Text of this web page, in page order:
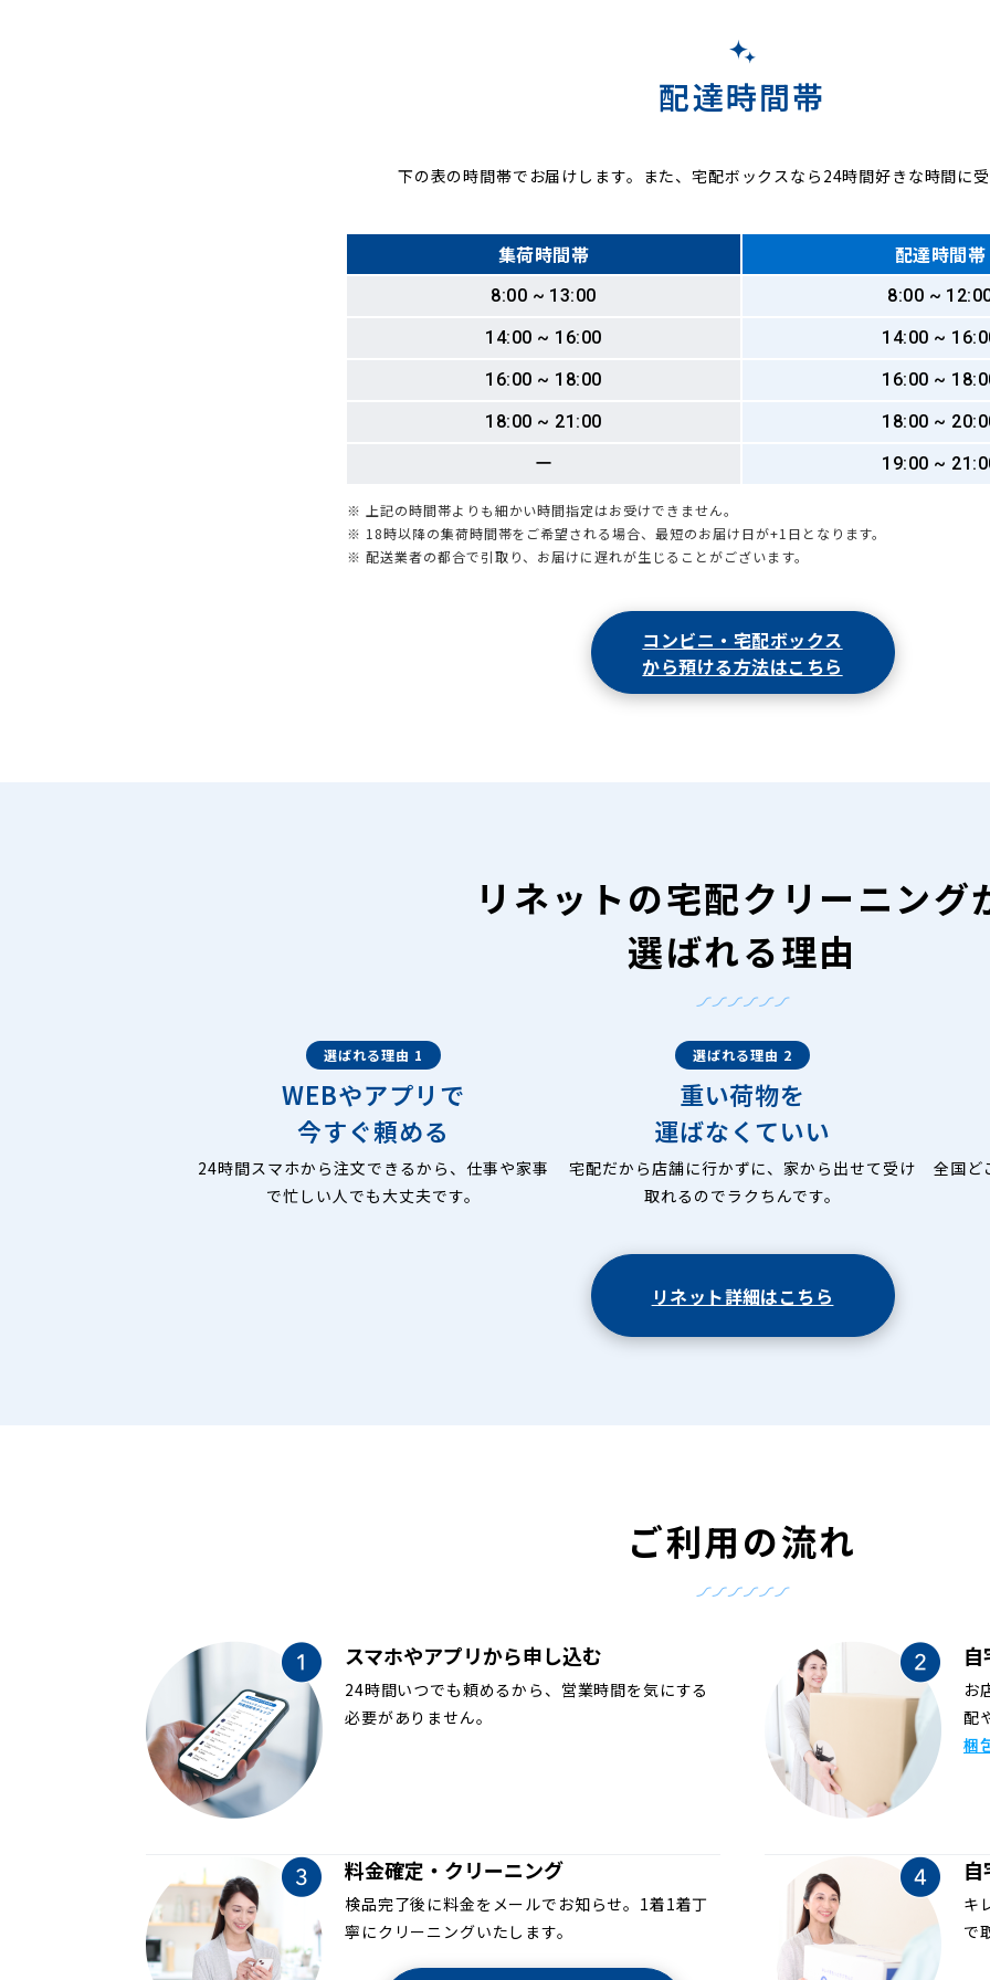
配達時間帯
下の表の時間帯でお届けします。また、宅配ボックスなら24時間好きな時間に
集荷時間帯 配達時間帯
8:00 ~ 13:00
8:00 ~
14:00 ~ 16:00
14:00 ~
16:00 ~ 18:00
16:00 ~
18:00 ~ 21:00
18:00 ~
ー
19:00 ~
※ 上記の時間帯よりも細かい時間指定はお受けできません。
※ 18時以降の集荷時間帯をご希望される場合、最短のお届け日が+1日となります。
※ 配送業者の都合で引取り、お届けに遅れが生じることがございます。
コンビニ・宅配ボックス
から預ける方法はこちら
リネットの宅配クリーニング
選ばれる理由
選ばれる理由 1
WEBやアプリで
今すぐ頼める
24時間スマホから注文できるから、仕事や家事
で忙しい人でも大丈夫です。
選ばれる理由 2
重い荷物を
運ばなくていい
宅配だから店舗に行かずに、家から出せて受け
取れるのでラクちんです。
全国ど
リネット詳細はこちら
ご利用の流れ
スマホやアプリから申し込む
24時間いつでも頼めるから、営業時間を気にする
必要がありません。
お
配
梱
料金確定・クリーニング
検品完了後に料金をメールでお知らせ。1着1着丁
寧にクリーニングいたします。
キ
で